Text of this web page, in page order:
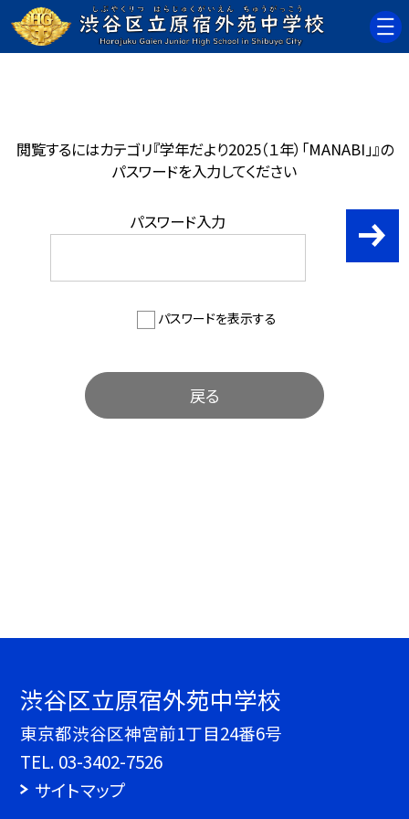
閲覧するにはカテゴリ『学年だより2025（１年）「MANABI」』の
パスワードを入力してください
パスワード入力
パスワードを表示する
戻る
渋谷区立原宿外苑中学校
東京都渋谷区神宮前1丁目24番6号
TEL. 03-3402-7526
サイトマップ